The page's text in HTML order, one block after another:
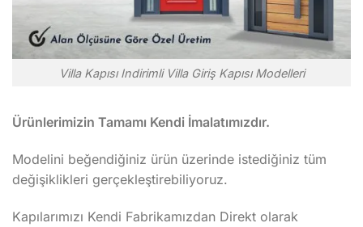
Villa Kapısı Indirimli Villa Giriş Kapısı Modelleri
Ürünlerimizin Tamamı Kendi İmalatımızdır.
Modelini beğendiğiniz ürün üzerinde istediğiniz tüm
değişiklikleri gerçekleştirebiliyoruz.
Kapılarımızı Kendi Fabrikamızdan Direkt olarak